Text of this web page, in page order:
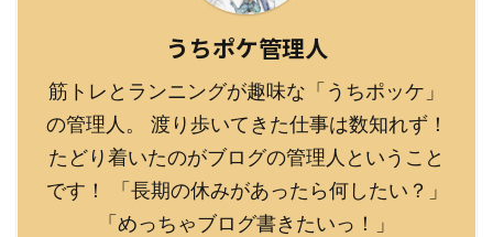
うちポケ管理人
筋トレとランニングが趣味な「うちポッケ」
の管理人。 渡り歩いてきた仕事は数知れず！
たどり着いたのがブログの管理人ということ
です！ 「長期の休みがあったら何したい？」
「めっちゃブログ書きたいっ！」